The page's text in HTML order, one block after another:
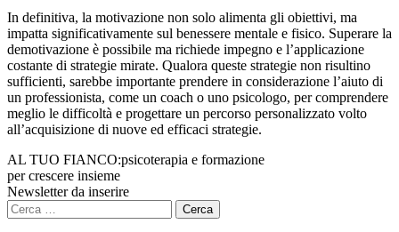
In definitiva, la motivazione non solo alimenta gli obiettivi, ma
impatta significativamente sul benessere mentale e fisico. Superare la
demotivazione è possibile ma richiede impegno e l’applicazione
costante di strategie mirate. Qualora queste strategie non risultino
sufficienti, sarebbe importante prendere in considerazione l’aiuto di
un professionista, come un coach o uno psicologo, per comprendere
meglio le difficoltà e progettare un percorso personalizzato volto
all’acquisizione di nuove ed efficaci strategie.
AL TUO FIANCO:psicoterapia e formazione
per crescere insieme
Newsletter da inserire
Ricerca
per: